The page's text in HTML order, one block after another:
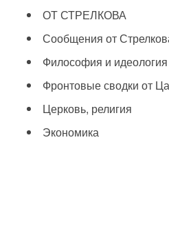
ОТ СТРЕЛКОВА
Сообщения от
Философия и идеология
Фронтовые сводки от
Церковь, религия
Экономика